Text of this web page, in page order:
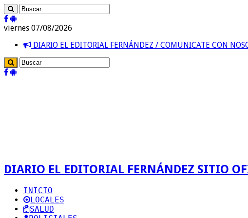
viernes 07/08/2026
DIARIO EL EDITORIAL FERNÁNDEZ / COMUNICATE CON
DIARIO EL EDITORIAL FERNÁNDEZ SITIO
INICIO
LOCALES
SALUD